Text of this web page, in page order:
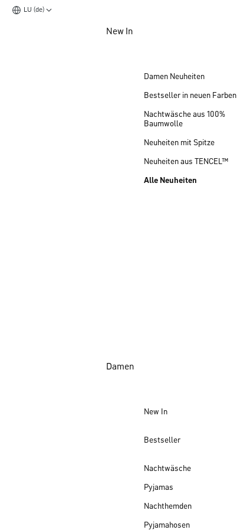
LU (de)
Zum Hauptinhalt springenNew In
Damen Neuheiten
Bestseller in neuen Farben
Nachtwäsche aus 100%
Baumwolle
Neuheiten mit Spitze
Neuheiten aus TENCEL™
Alle Neuheiten
Damen
New In
Bestseller
Nachtwäsche
Pyjamas
Nachthemden
Pyjamahosen